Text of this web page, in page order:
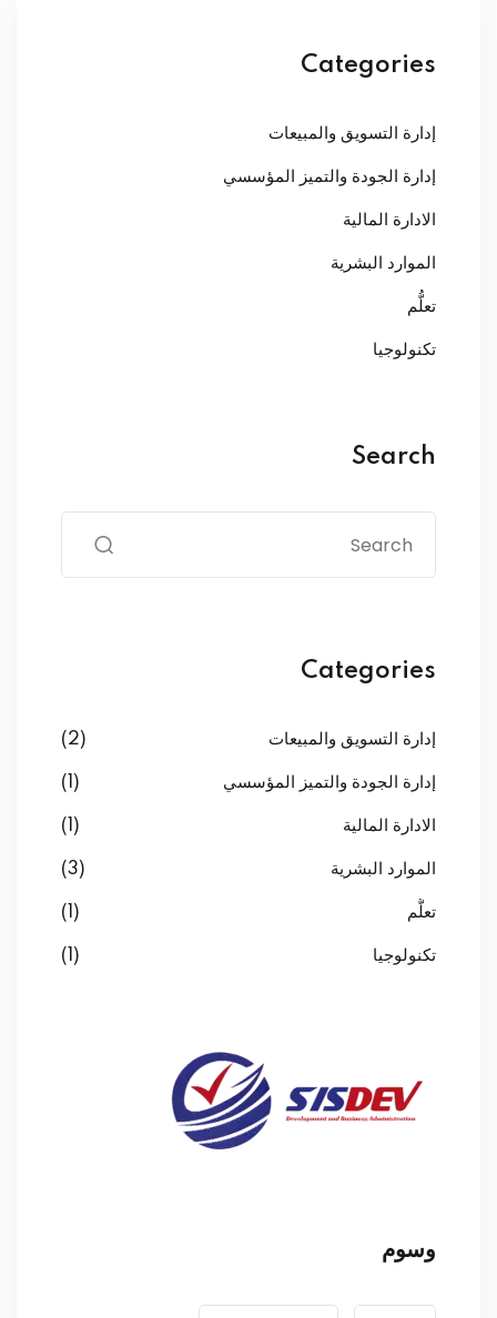
Categories
إدارة التسويق والمبيعات
إدارة الجودة والتميز المؤسسي
الادارة المالية
الموارد البشرية
تعلُّم
تكنولوجيا
Search
Categories
إدارة التسويق والمبيعات (2)
إدارة الجودة والتميز المؤسسي (1)
الادارة المالية (1)
الموارد البشرية (3)
تعلُّم (1)
تكنولوجيا (1)
وسوم